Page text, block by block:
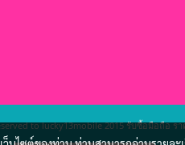
to lucky13mobile 2015 รับซื้อมือถือ ร